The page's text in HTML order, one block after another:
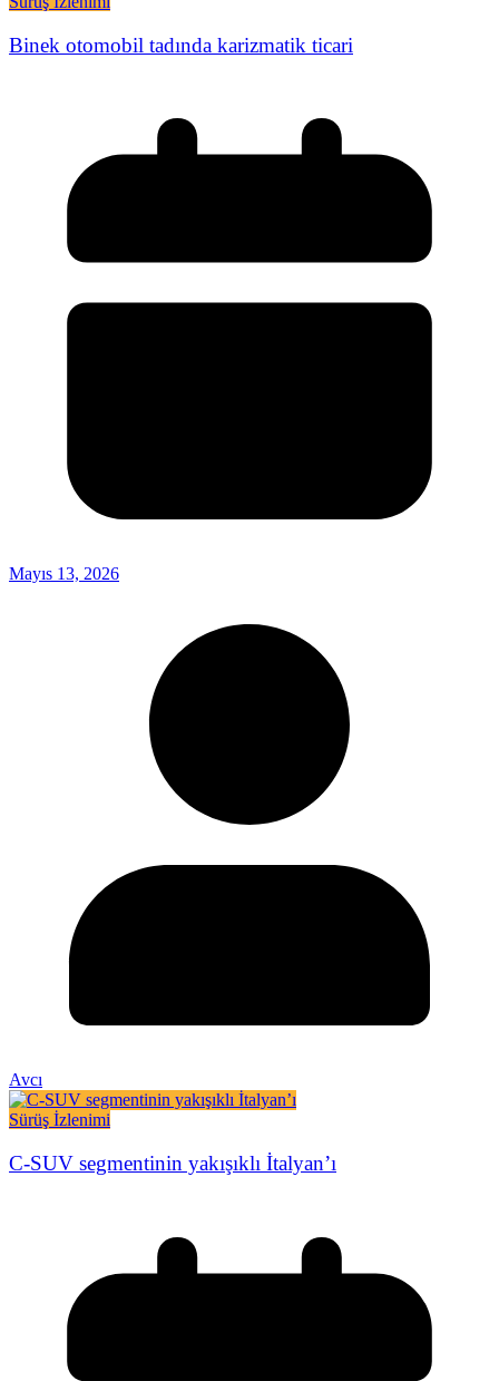
Binek otomobil tadında karizmatik ticari
Mayıs 13, 2026
Avcı
Sürüş İzlenimi
C-SUV segmentinin yakışıklı İtalyan’ı